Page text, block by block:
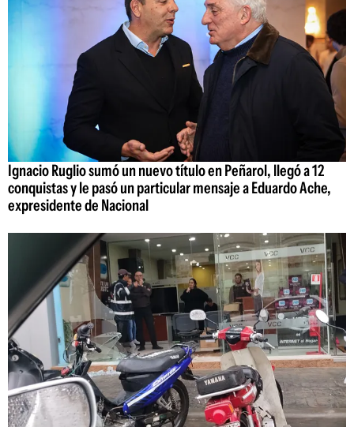
Ignacio Ruglio sumó un nuevo título en Peñarol, llegó a 12
conquistas y le pasó un particular mensaje a Eduardo Ache,
expresidente de Nacional